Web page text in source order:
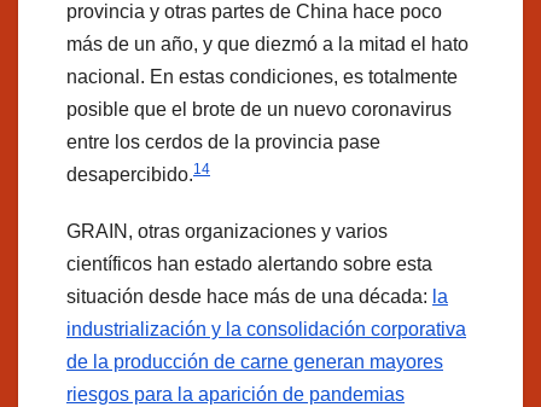
provincia y otras partes de China hace poco
más de un año, y que diezmó a la mitad el hato
nacional. En estas condiciones, es totalmente
posible que el brote de un nuevo coronavirus
entre los cerdos de la provincia pase
desapercibido.14
GRAIN, otras organizaciones y varios
científicos han estado alertando sobre esta
situación desde hace más de una década: la
industrialización y la consolidación corporativa
de la producción de carne generan mayores
riesgos para la aparición de pandemias